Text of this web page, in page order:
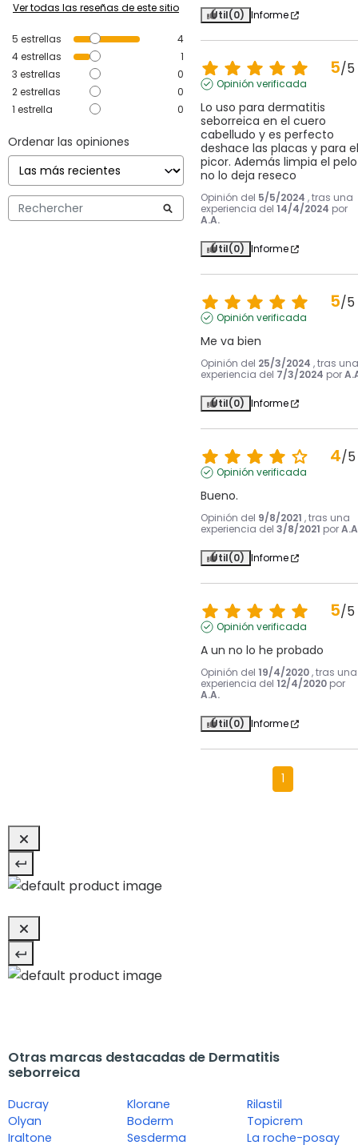
Ver todas las reseñas de este sitio
5 estrellas
4
4estrellas
1
3 estrellas
0
2estrellas
0
1 estrella 0
Ordenar las opiniones
Útil(0) Informe
5/5
Opinión verificada
Lo uso para dermatitis
seborreica en el cuero
cabelludo y es perfecto
deshace las placas y para el
picor. Además limpia el pelo
no lo deja reseco
Opinión del 5/5/2024 , tras una
experiencia del 14/4/2024 por
A.A.
Útil(0) Informe
5/5
Opinión verificada
Me va bien
Opinión del 25/3/2024 , tras una
experiencia del 7/3/2024 por
Útil(0) Informe
4/5
Opinión verificada
Bueno.
Opinión del 9/8/2021 , tras una
experiencia del 3/8/2021 por
Útil(0) Informe
5/5
Opinión verificada
A un no lo he probado
Opinión del 19/4/2020 , tras una
experiencia del 12/4/2020 por
A.A.
Útil(0) Informe
1
Otras marcas destacadas de Dermatitis
seborreica
Ducray
Olyan
Iraltone
Klorane
Boderm
Sesderma
Rilastil
Topicrem
La roche-posay